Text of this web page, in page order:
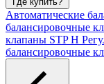
Автоматические
балансировочные
клапаны STP H
балансировочные